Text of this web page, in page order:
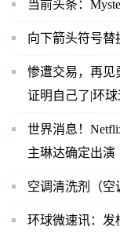
当前头条：
向下箭头符号替
惨遭交易，再见
证明自己了|环球
世界消息！
主琳达确定出演
空调清洗剂（空
环球微速讯：发